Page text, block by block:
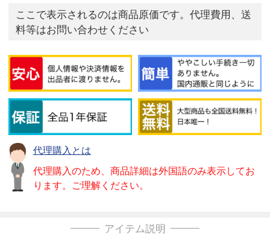
ここで表示されるのは商品原価です。代理費用、送
料等はお問い合わせください
代理購入とは
代理購入のため、商品詳細は外国語のみ表示してお
ります。ご理解ください。
アイテム説明